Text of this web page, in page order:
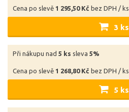
Cena po slevě 1 295,50 Kč bez DPH / ks
3 ks
Při nákupu nad 5 ks sleva 5%
Cena po slevě 1 268,80 Kč bez DPH / ks
5 ks